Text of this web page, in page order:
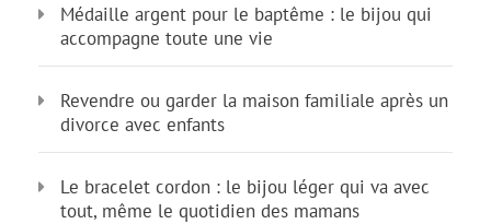
Médaille argent pour le baptême : le bijou qui
accompagne toute une vie
Revendre ou garder la maison familiale après un
divorce avec enfants
Le bracelet cordon : le bijou léger qui va avec
tout, même le quotidien des mamans